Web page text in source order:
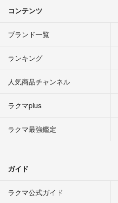
コンテンツ
ブランド一覧
ランキング
人気商品チャンネル
ラクマplus
ラクマ最強鑑定
ガイド
ラクマ公式ガイド